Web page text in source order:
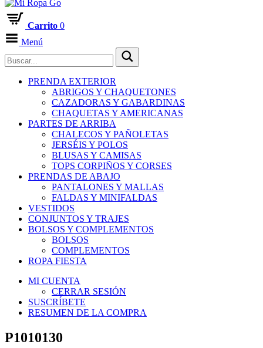
Carrito 0
Menú
PRENDA EXTERIOR
ABRIGOS Y CHAQUETONES
CAZADORAS Y GABARDINAS
CHAQUETAS Y AMERICANAS
PARTES DE ARRIBA
CHALECOS Y PAÑOLETAS
JERSÉIS Y POLOS
BLUSAS Y CAMISAS
TOPS CORPIÑOS Y CORSES
PRENDAS DE ABAJO
PANTALONES Y MALLAS
FALDAS Y MINIFALDAS
VESTIDOS
CONJUNTOS Y TRAJES
BOLSOS Y COMPLEMENTOS
BOLSOS
COMPLEMENTOS
ROPA FIESTA
MI CUENTA
CERRAR SESIÓN
SUSCRÍBETE
RESUMEN DE LA COMPRA
P1010130